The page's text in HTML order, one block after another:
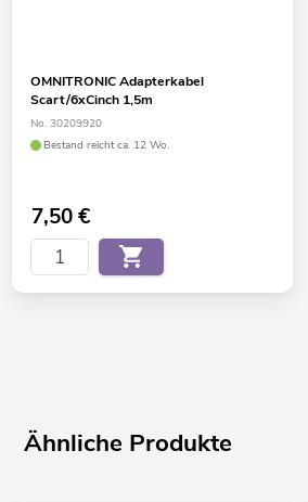
OMNITRONIC Adapterkabel
Scart/6xCinch 1,5m
No. 30209920
Bestand reicht ca. 12 Wo.
7,50€
Ähnliche Produkte